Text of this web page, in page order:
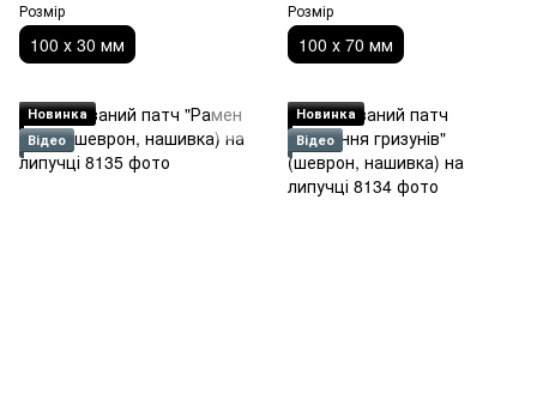
Розмір
100 х 30 мм
Розмір
100 х 70 мм
Новинка
Відео
Новинка
Відео